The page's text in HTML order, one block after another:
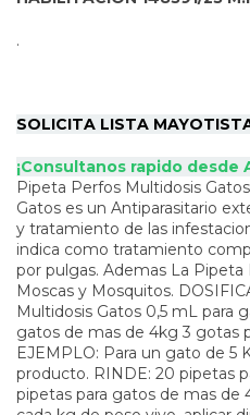
.
SOLICITA LISTA
¡Consultanos rapido desde
Pipeta Perfos Multidosis
Gatos es un Antiparasitario
y tratamiento de las
indica como tratamiento
por pulgas. Ademas La
Moscas y Mosquitos.
Multidosis Gatos 0,5 mL para
gatos de mas de 4kg 3 gotas
EJEMPLO: Para un gato de 5
producto. RINDE: 20 pipetas
pipetas para gatos de mas de